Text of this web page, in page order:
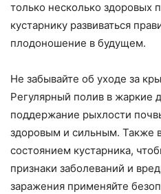
только несколько здоровых
кустарнику развиваться
плодоношение в будущем.
Не забывайте об уходе за
Регулярный полив в жаркие
поддержание рыхлости
здоровым и сильным. Также
состоянием кустарника,
признаки заболеваний и
заражения применяйте